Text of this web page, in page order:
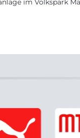
im Volkspark